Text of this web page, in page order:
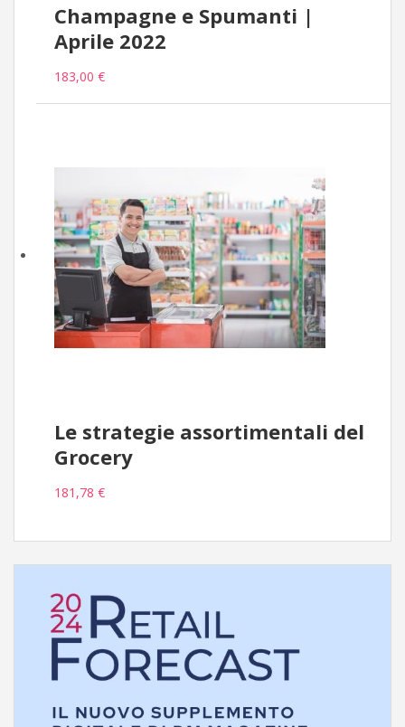
Champagne e Spumanti |
Aprile 2022
183,00 €
Le strategie assortimentali del
Grocery
181,78 €